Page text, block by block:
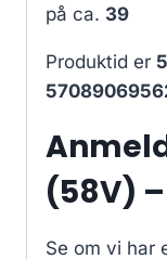
på ca. 39
Produktid er
(58V)
Se om vi har